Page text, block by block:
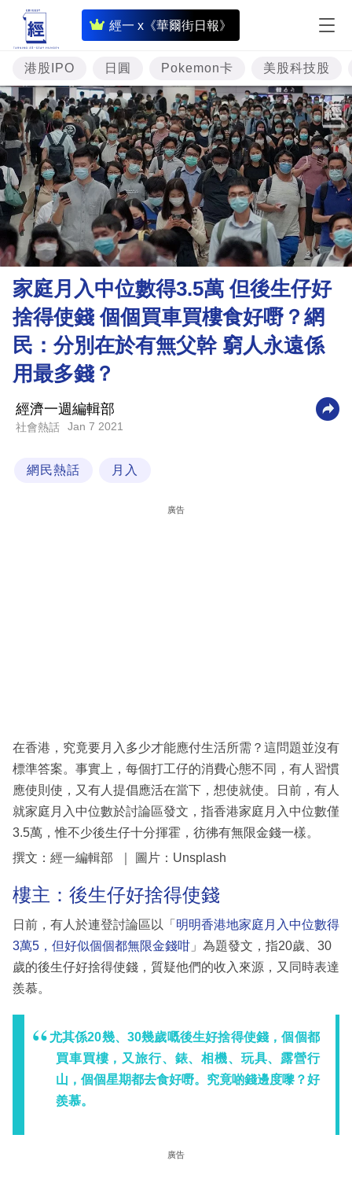
經一 x《華爾街日報》
即
時
財
經
專
題
投
資
樓
市
理
財
商
業
科
職
港股IPO 日圓 Pokemon卡 美股科技股
家庭月入中位數得3.5萬 但後生仔好
捨得使錢 個個買車買樓食好嘢？網
民：分別在於有無父幹 窮人永遠係
用最多錢？
經濟一週編輯部
社會熱話 Jan 7 2021
網民熱話 月入
廣告
在香港，究竟要月入多少才能應付生活所需？這問題並沒有
標準答案。事實上，每個打工仔的消費心態不同，有人習慣
應使則使，又有人提倡應活在當下，想使就使。日前，有人
就家庭月入中位數於討論區發文，指香港家庭月入中位數僅
3.5萬，惟不少後生仔十分揮霍，彷彿有無限金錢一樣。
撰文：經一編輯部 ｜ 圖片：Unsplash
樓主：後生仔好捨得使錢
日前，有人於連登討論區以「 明明香港地家庭月入中位數得
3萬5，但好似個個都無限金錢咁 」為題發文，指20歲、30
歲的後生仔好捨得使錢，質疑他們的收入來源，又同時表達
羨慕。
尤其係20幾、30幾歲嘅後生好捨得使錢，個個都
買車買樓，又旅行、錶、相機、玩具、露營行
山，個個星期都去食好嘢。究竟啲錢邊度嚟？好
羨慕。
廣告